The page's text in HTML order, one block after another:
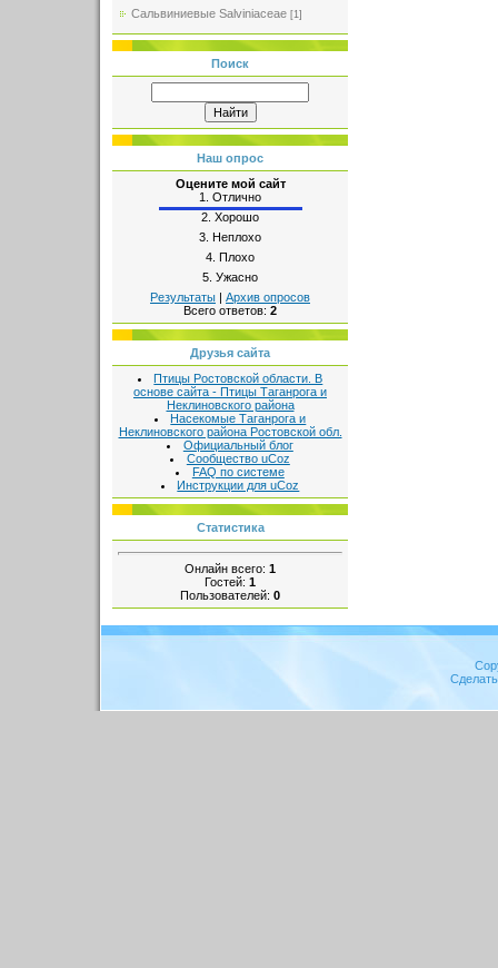
Сальвиниевые Salviniaceae [1]
Поиск
Наш опрос
Оцените мой сайт
1. Отлично
2. Хорошо
3. Неплохо
4. Плохо
5. Ужасно
Результаты | Архив опросов
Всего ответов: 2
Друзья сайта
Птицы Ростовской области. В
основе сайта - Птицы Таганрога и
Неклиновского района
Насекомые Таганрога и
Неклиновского района Ростовской обл.
Официальный блог
Сообщество uCoz
FAQ по системе
Инструкции для uCoz
Статистика
Онлайн всего: 1
Гостей: 1
Пользователей: 0